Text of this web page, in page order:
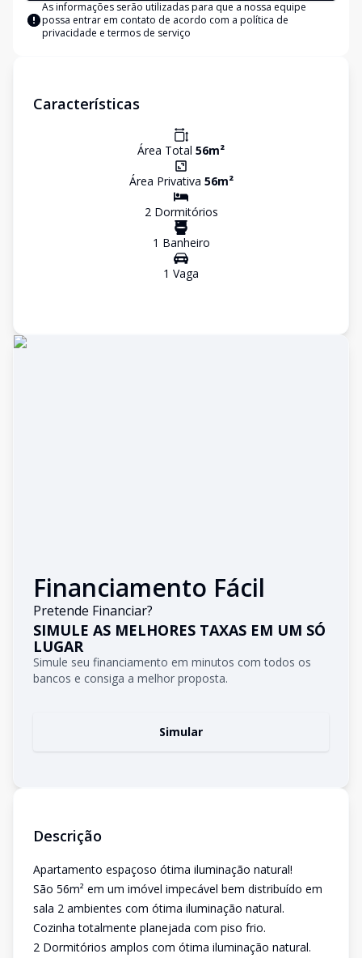
As informações serão utilizadas para que a nossa equipe
possa entrar em contato de acordo com a política de
privacidade e termos de serviço
Características
Área Total 56m²
Área Privativa 56m²
2Dormitórios
1 Banheiro
1 Vaga
Financiamento Fácil
Pretende Financiar?
SIMULE AS MELHORES TAXAS EM UM SÓ
LUGAR
Simule seu financiamento em minutos com todos os
bancos e consiga a melhor proposta.
Simular
Descrição
Apartamento espaçoso ótima iluminação natural!
São 56m² em um imóvel impecável bem distribuído em
sala 2 ambientes com ótima iluminação natural.
Cozinha totalmente planejada com piso frio.
2 Dormitórios amplos com ótima iluminação natural.